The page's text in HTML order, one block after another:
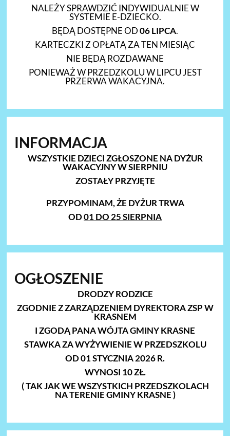
NALEŻY SPRAWDZIĆ INDYWIDUALNIE W
SYSTEMIE E-DZIECKO.
BĘDĄ DOSTĘPNE OD06 LIPCA.
KARTECZKI Z OPŁATĄ ZA TEN MIESIĄC
NIE BĘDĄ ROZDAWANE
PONIEWAŻ W PRZEDZKOLU W LIPCU JEST
PRZERWA WAKACYJNA.
INFORMACJA
WSZYSTKIE DZIECI ZGŁOSZONE NA DYŻUR
WAKACYJNY W SIERPNIU
ZOSTAŁY PRZYJĘTE
PRZYPOMINAM, ŻE DYŻUR TRWA
OD01 DO 25 SIERPNIA
OGŁOSZENIE
DRODZY RODZICE
ZGODNIE Z ZARZĄDZENIEM DYREKTORA ZSP W
KRASNEM
I ZGODĄ PANA WÓJTA GMINY KRASNE
STAWKA ZA WYŻYWIENIE W PRZEDSZKOLU
OD 01 STYCZNIA 2026 R.
WYNOSI 10 ZŁ.
( TAK JAK WE WSZYSTKICH PRZEDSZKOLACH
NA TERENIE GMINY KRASNE )